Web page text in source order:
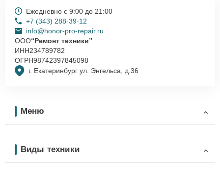
г. Екатеринбург ул. Энгельса, д.36
Ежедневно с 9:00 до 21:00
+7 (343) 288-39-12
info@honor-pro-repair.ru
ООО“Ремонт техники”
ИНН234789782
ОГРН98742397845098
Меню
Виды техники